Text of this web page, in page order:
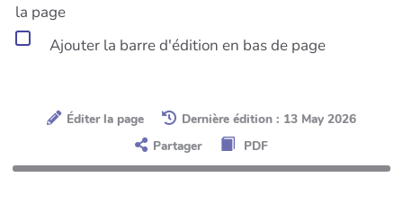
la page
Ajouter la barre d'édition en bas de page
Éditer la page
Dernière édition : 13 May 2026
Partager
PDF